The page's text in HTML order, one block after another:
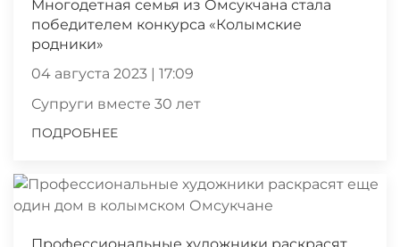
Многодетная семья из Омсукчана стала
победителем конкурса «Колымские
родники»
04 августа 2023 | 17:09
Супруги вместе 30 лет
ПОДРОБНЕЕ
Профессиональные художники раскрасят